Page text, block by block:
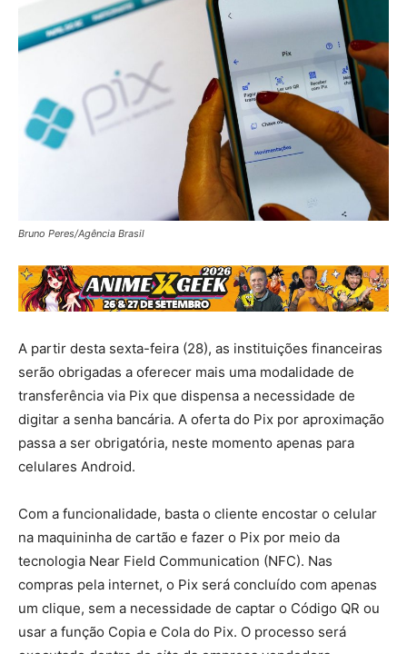
Bruno Peres/Agência Brasil
A partir desta sexta-feira (28), as instituições financeiras
serão obrigadas a oferecer mais uma modalidade de
transferência via Pix que dispensa a necessidade de
digitar a senha bancária. A oferta do Pix por aproximação
passa a ser obrigatória, neste momento apenas para
celulares Android.
Com a funcionalidade, basta o cliente encostar o celular
na maquininha de cartão e fazer o Pix por meio da
tecnologia Near Field Communication (NFC). Nas
compras pela internet, o Pix será concluído com apenas
um clique, sem a necessidade de captar o Código QR ou
usar a função Copia e Cola do Pix. O processo será